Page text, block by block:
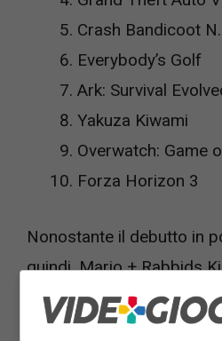
Crash Bandicoot
Everybody’s Golf
Ark: Survival
Yakuza Kiwami
Overwatch: Game
Forza Horizon 3
Nonostante il debutto in
quindi, Mario + Rabbids
Ubisoft Milano non è
la vetta.